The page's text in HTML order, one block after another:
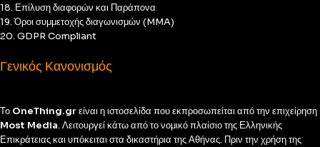
18. Επίλυση διαφορών και Παράπονα
19. Όροι συμμετοχής διαγωνισμών (MMA)
20. GDPR Compliant
Γενικός Κανονισμός
Το OneThing.gr είναι η ιστοσελίδα που εκπροσωπείται από την επιχείρηση
Most Media. Λειτουργεί κάτω από το νομικό πλαίσιο της Ελληνικής
Επικράτειας και υπόκειται στα δικαστήρια της Αθήνας. Πριν την χρήση της